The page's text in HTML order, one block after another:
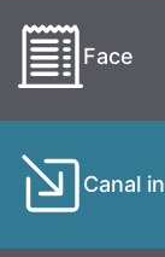
Face
Canal